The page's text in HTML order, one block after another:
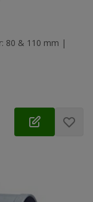
80 & 110 mm |